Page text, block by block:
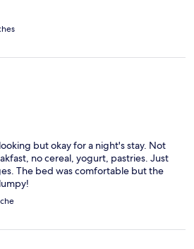
but okay for a night's stay. Not
no cereal, yogurt, pastries. Just
The bed was comfortable but the